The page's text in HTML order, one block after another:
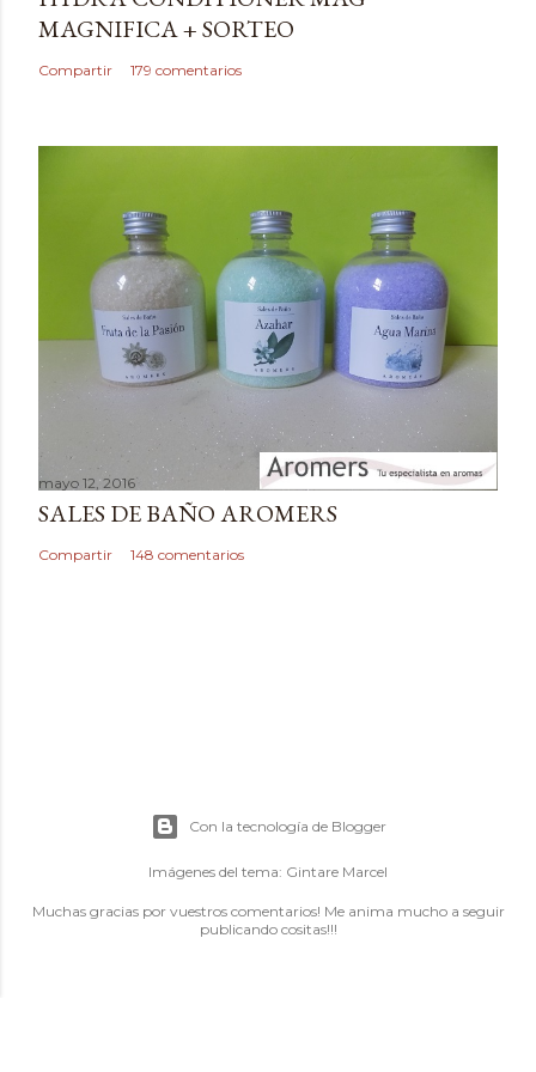
u
n
c
o
MAGNIFICA + SORTEO
Compartir 179 comentarios
mayo 12, 2016
SALES DE BAÑO AROMERS
Compartir 148 comentarios
Con la tecnología de Blogger
Imágenes del tema: Gintare Marcel
Muchas gracias por vuestros comentarios! Me anima mucho a seguir
publicando cositas!!!